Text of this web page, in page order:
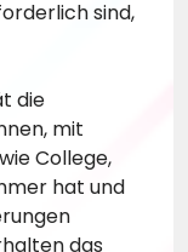
sind,
die
mit
College,
hat und
das